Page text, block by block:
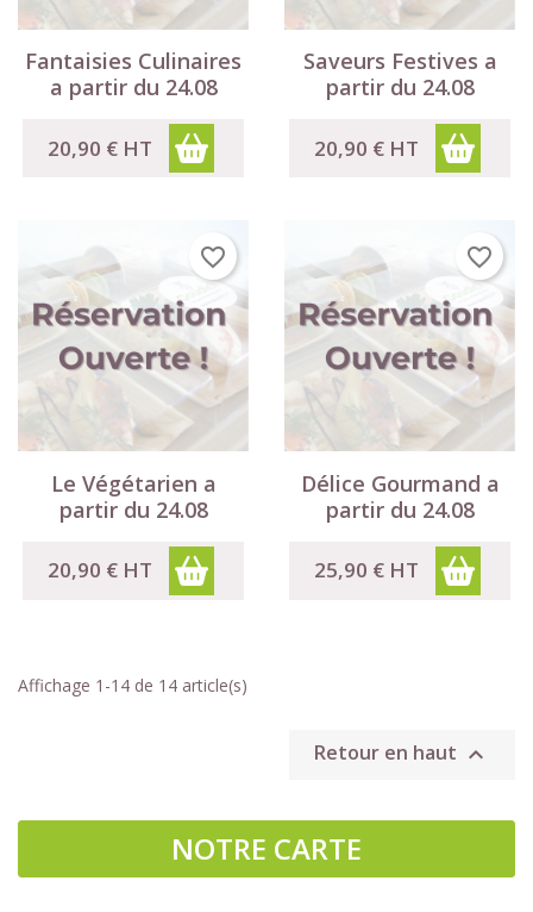
Ajouter à ma liste d'envies ×
add_circle_outline Créer une nouvelle liste
Créer une liste d'envies ×
Nom de la liste d'envies
Créer une liste d'envies
((modalTitle)) ×
((confirmMessage))
((cancelText))
((modalDeleteText))
Connexion ×
Vous devez être connecté pour ajouter des produits à
votre liste d'envies.
Connexion
NOTRE CARTE
Fantaisies Culinaires
a partir du 24.08
20,90 € HT
Saveurs Festives a
partir du 24.08
20,90 € HT
Le Végétarien a
partir du 24.08
20,90 € HT
favorite_border
Délice Gourmand a
partir du 24.08
25,90 € HT
favorite_border
Affichage 1-14 de 14 article(s)
Retour en haut 